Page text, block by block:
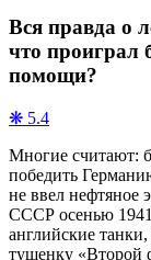
Вся правда о
что проиграл
помощи?
❋ 5.4
Многие считают:
победить
не ввел нефтяное
СССР осенью
английские танки,
тушенку «Второй